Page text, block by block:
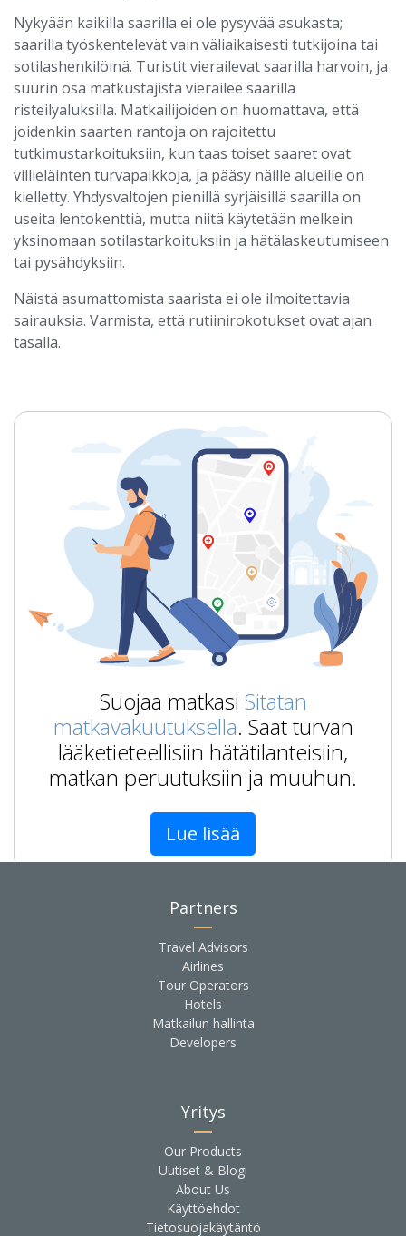
Nykyään kaikilla saarilla ei ole pysyvää asukasta;
saarilla työskentelevät vain väliaikaisesti tutkijoina tai
sotilashenkilöinä. Turistit vierailevat saarilla harvoin, ja
suurin osa matkustajista vierailee saarilla
risteilyaluksilla. Matkailijoiden on huomattava, että
joidenkin saarten rantoja on rajoitettu
tutkimustarkoituksiin, kun taas toiset saaret ovat
villieläinten turvapaikkoja, ja pääsy näille alueille on
kielletty. Yhdysvaltojen pienillä syrjäisillä saarilla on
useita lentokenttiä, mutta niitä käytetään melkein
yksinomaan sotilastarkoituksiin ja hätälaskeutumiseen
tai pysähdyksiin.
Näistä asumattomista saarista ei ole ilmoitettavia
sairauksia. Varmista, että rutiinirokotukset ovat ajan
tasalla.
Suojaa matkasi Sitatan
matkavakuutuksella. Saat turvan
lääketieteellisiin hätätilanteisiin,
matkan peruutuksiin ja muuhun.
Lue lisää
Partners
Travel Advisors
Airlines
Tour Operators
Hotels
Matkailun hallinta
Developers
Yritys
Our Products
Uutiset & Blogi
About Us
Käyttöehdot
Tietosuojakäytäntö